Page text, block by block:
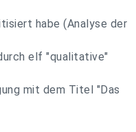
habe (Analyse der
elf "qualitative"
mit dem Titel "Das